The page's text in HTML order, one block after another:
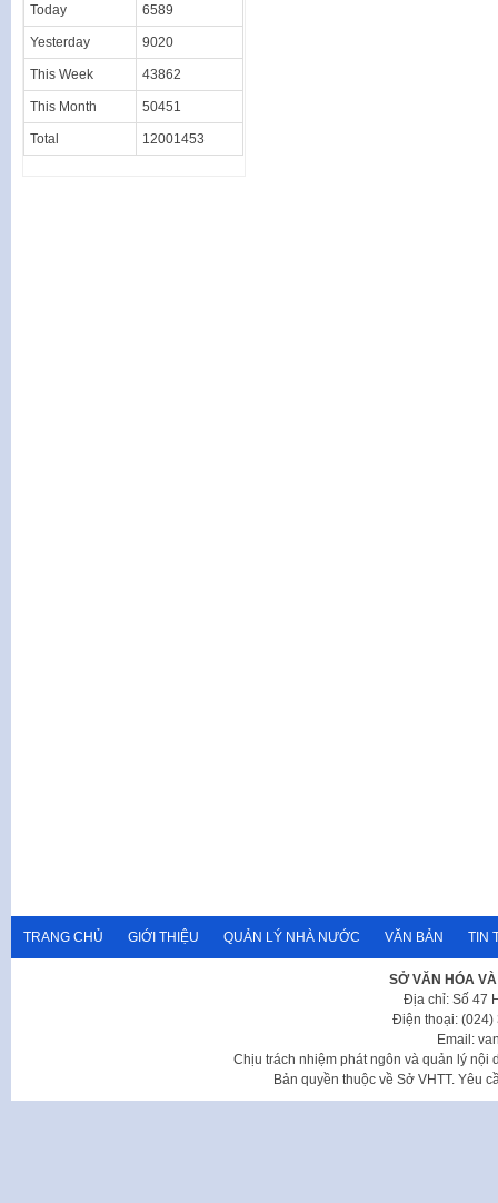
Today 6589
Yesterday 9020
This Week 43862
This Month 50451
Total 12001453
TRANG CHỦ GIỚI THIỆU QUẢN LÝ NHÀ NƯỚC VĂN BẢN TIN
SỞ VĂN HÓA
Địa chỉ: Số 47
Điện thoại: (024)
Email:
Chịu trách nhiệm phát ngôn và quản lý nội
Bản quyền thuộc về Sở VHTT. Yêu